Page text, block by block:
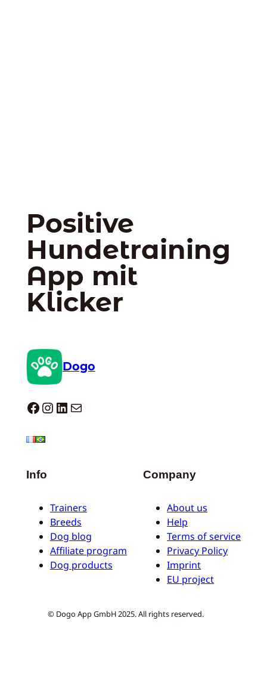
Positive
Hundetraining
App mit
Klicker
Dogo
Dogo facebook InstagramLinkedIn E-Mail
Info
Trainers
Breeds
Dog blog
Affiliate program
Dog products
Company
About us
Help
Terms of service
Privacy Policy
Imprint
EU project
© Dogo App GmbH 2025. All rights reserved.